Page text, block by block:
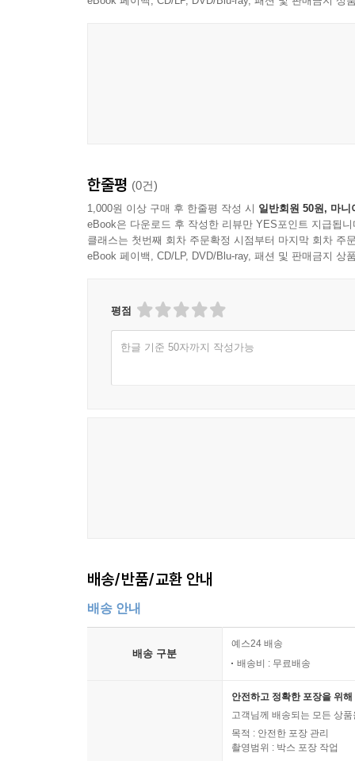
한줄평 (0건)
1,000원 이상 구매 후 한줄평 작성 시 일반회원 50원, 마니
eBook은 다운로드 후 작성한 리뷰만 YES포인트 지급됩니
클래스는 첫번째 회차 주문확정 시점부터 마지막 회차 주
eBook 페이백, CD/LP, DVD/Blu-ray, 패션 및 판매금지 상
평점
한글 기준 50자까지 작성가능
배송/반품/교환 안내
배송 안내
배송 구분
예스24 배송
배송비 : 무료배송
안전하고 정확한 포장을 위
고객님께 배송되는 모든 상
목적 : 안전한 포장 관리
촬영범위 : 박스 포장 작업